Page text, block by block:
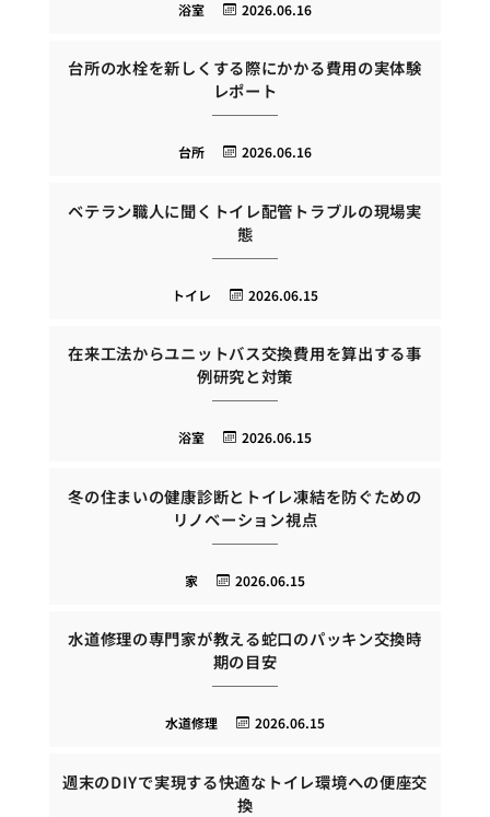
2026.06.16
浴室
台所の水栓を新しくする際にかかる費用の実体験
レポート
2026.06.16
台所
ベテラン職人に聞くトイレ配管トラブルの現場実
態
2026.06.15
トイレ
在来工法からユニットバス交換費用を算出する事
例研究と対策
2026.06.15
浴室
冬の住まいの健康診断とトイレ凍結を防ぐための
リノベーション視点
2026.06.15
家
水道修理の専門家が教える蛇口のパッキン交換時
期の目安
2026.06.15
水道修理
週末のDIYで実現する快適なトイレ環境への便座交
換